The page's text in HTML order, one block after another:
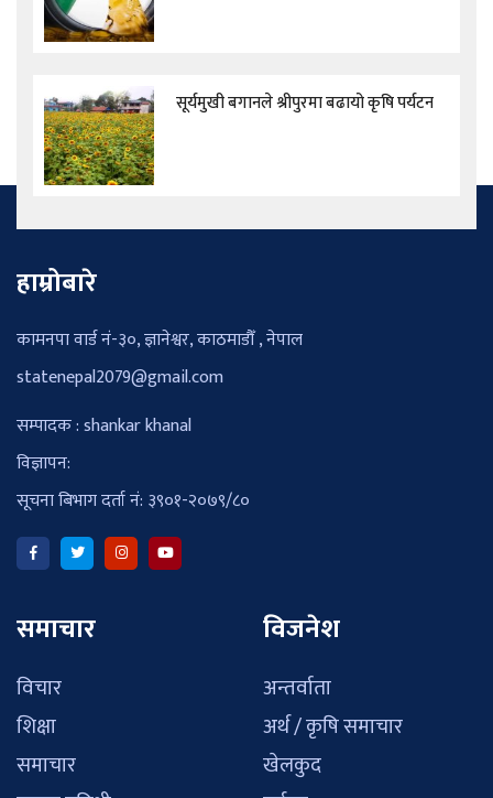
सूर्यमुखी बगानले श्रीपुरमा बढायो कृषि पर्यटन
हाम्रोबारे
कामनपा वार्ड नं-३०, ज्ञानेश्वर, काठमाडौँ , नेपाल
statenepal2079@gmail.com
सम्पादक : shankar khanal
विज्ञापन:
सूचना बिभाग दर्ता नं: ३९०१-२०७९/८०
समाचार
विचार
शिक्षा
समाचार
विजनेश
अन्तर्वाता
अर्थ / कृषि समाचार
खेलकुद